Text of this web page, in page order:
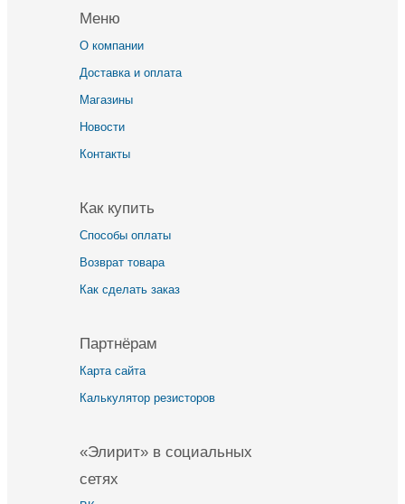
Меню
О компании
Доставка и оплата
Магазины
Новости
Контакты
Как купить
Способы оплаты
Возврат товара
Как сделать заказ
Партнёрам
Карта сайта
Калькулятор резисторов
«Элирит» в социальных
сетях